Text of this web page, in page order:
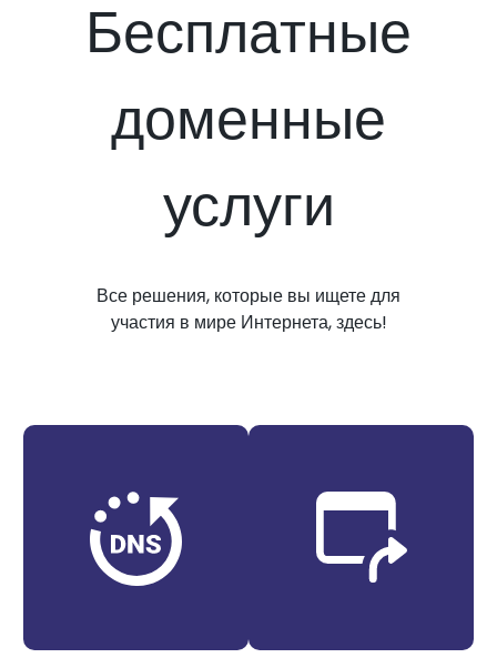
Бесплатные
доменные
услуги
Все решения, которые вы ищете для
участия в мире Интернета, здесь!